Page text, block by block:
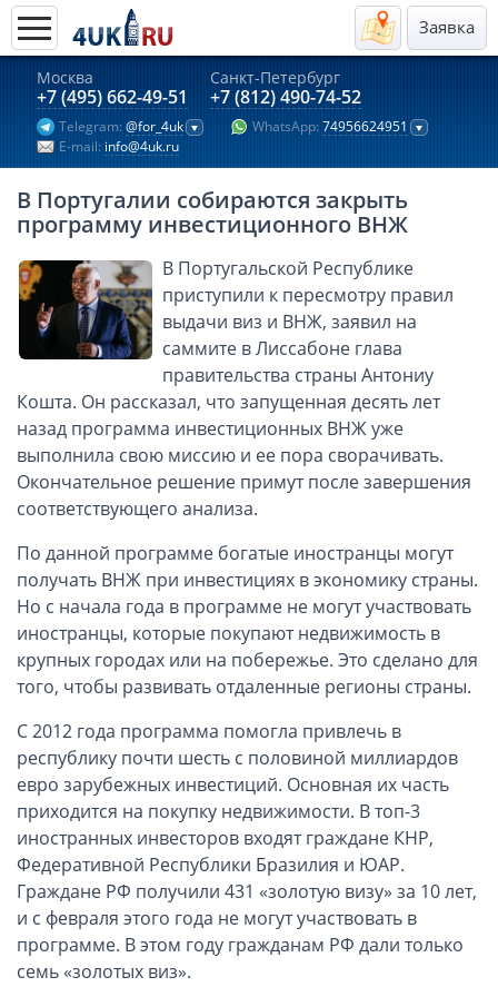
Заявка
Москва
+7 (495) 662-49-51
Санкт-Петербург
+7 (812) 490-74-52
Telegram: @for_4uk WhatsApp: 74956624951
E-mail: info@4uk.ru
Актуальные предложения 2026
Компании в Гонконге
Английские компании LTD
Киргизия (компания и счёт)
Компании в Китае
Kомпания в Канаде с лицензией MSB
Казахстан (компания и счёт)
Открытие счета в банках Казахстана
Платежная система Гонконга
Платежная система Великобритании
Платежная система Маврикия
ОАЭ, Дубай (компания и счёт)
Оффшоры в Панаме
Оффшоры на Сейшелах
Турция (компания и счёт)
Счёт и карта в Турции для физлиц
Счёт и карта в Киргизии для физлиц
Гражданство Вануату
Гражданство Сьерра-Леоне
Европейские и резидентные компании
Английские партнерства LLP
Ирландские компании LTD
Ирландские партнерства LP
В Португалии собираются закрыть
программу инвестиционного ВНЖ
В Португальской Республике
приступили к пересмотру правил
выдачи виз и ВНЖ, заявил на
саммите в Лиссабоне глава
правительства страны Антониу
Кошта. Он рассказал, что запущенная десять лет
назад программа инвестиционных ВНЖ уже
выполнила свою миссию и ее пора сворачивать.
Окончательное решение примут после завершения
соответствующего анализа.
По данной программе богатые иностранцы могут
получать ВНЖ при инвестициях в экономику страны.
Но с начала года в программе не могут участвовать
иностранцы, которые покупают недвижимость в
крупных городах или на побережье. Это сделано для
того, чтобы развивать отдаленные регионы страны.
С 2012 года программа помогла привлечь в
республику почти шесть с половиной миллиардов
евро зарубежных инвестиций. Основная их часть
приходится на покупку недвижимости. В топ-3
иностранных инвесторов входят граждане КНР,
Федеративной Республики Бразилия и ЮАР.
Граждане РФ получили 431 «золотую визу» за 10 лет,
и с февраля этого года не могут участвовать в
программе. В этом году гражданам РФ дали только
семь «золотых виз».